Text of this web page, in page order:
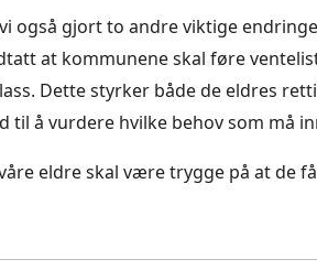
også gjort to andre viktige
at kommunene skal føre
Dette styrker både de eldres
til å vurdere hvilke behov som må
eldre skal være trygge på at de